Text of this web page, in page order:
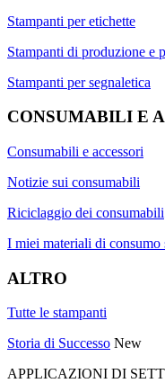
Stampanti per etichette
Stampanti di produzione e
Stampanti per segnaletica
CONSUMABILI E
Consumabili e accessori
Notizie sui consumabili
Riciclaggio dei consumabili
I miei materiali di
ALTRO
Tutte le stampanti
Storia di Successo New
APPLICAZIONI DI